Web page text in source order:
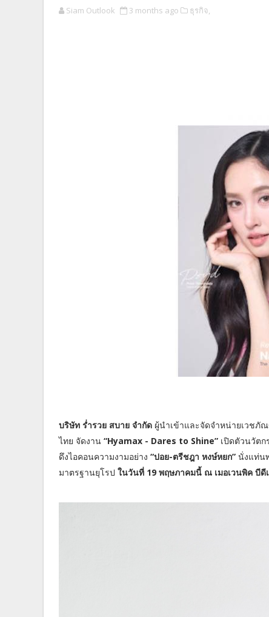
Siam Outlook 3 months ago ธุรกิจ,
บริษัท ร่ำรวย สบาย จำกัด ผู้นำเข้าและจัดจำหน่ายเวชภั
ไทย จัดงาน “Hyamax - Dares to Shine” เปิดตัวนวัตก
ดึงไอคอนความงามอย่าง “ปอย-ตรีชฎา หงษ์หยก” นั่งแท่น
มาตรฐานยุโรป ในวันที่ 19 พฤษภาคมนี้ ณ เมอเวนพิค บีดีเ